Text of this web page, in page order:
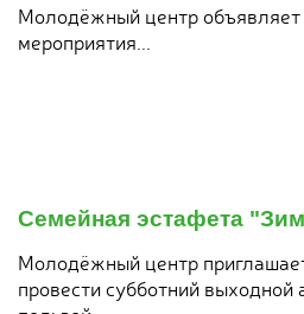
Молодёжный центр объявляет
мероприятия...
Семейная эстафета
Молодёжный центр
провести субботний выходной